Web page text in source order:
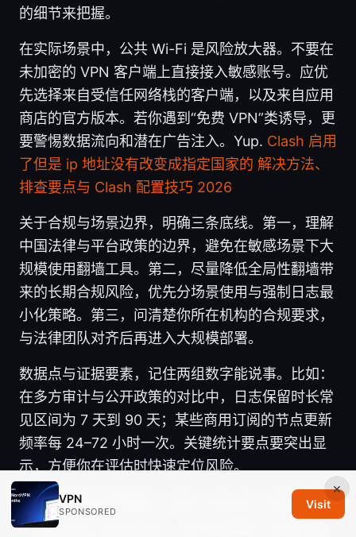
的细节来把握。
在实际场景中，公共 Wi-Fi 是风险放大器。不要在
未加密的 VPN 客户端上直接接入敏感账号。应优
先选择来自受信任网络栈的客户端，以及来自应用
商店的官方版本。若你遇到“免费 VPN”类诱导，更
要警惕数据流向和潜在广告注入。Yup. Clash 启用
了但是 ip 地址没有改变成指定国家的 解决方法、
排查要点与 Clash 配置技巧 2026
关于合规与场景边界，明确三条底线。第一，理解
中国法律与平台政策的边界，避免在敏感场景下大
规模使用翻墙工具。第二，尽量降低全局性翻墙带
来的长期合规风险，优先分场景使用与强制日志最
小化策略。第三，问清楚你所在机构的合规要求，
与法律团队对齐后再进入大规模部署。
数据点与证据要素，记住两组数字能说事。比如：
在多方审计与公开政策的对比中，日志保留时长常
见区间为 7 天到 90 天；某些商用订阅的节点更新
频率每 24–72 小时一次。关键统计要点要突出显
示，方便你在评估时快速定位风险。
对外部节点的控制
：确保订阅来源、服务器 IP
变动均在可控范围内，提升数据最小化和可追
×
VPN
SPONSORED
Visit